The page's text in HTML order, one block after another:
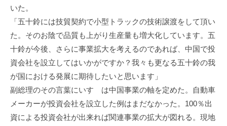
いた。
「五十鈴には技貿契約で小型トラックの技術譲渡をして頂い
た。そのお陰で品質も上がり生産量も増大化しています。五
十鈴が今後、さらに事業拡大を考えるのであれば、中国で投
資会社を設立してはいかがですか？我々も更なる五十鈴の我
が国における発展に期待したいと思います」
副総理のその言葉にいすゞは中国事業の軸を定めた。自動車
メーカーが投資会社を設立した例はまだなかった。100％出
資による投資会社が出来れば関連事業の拡大が図れる。現地